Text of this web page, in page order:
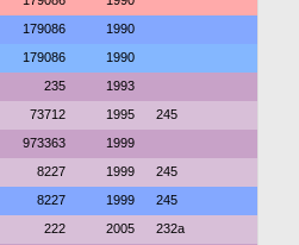
179086 1990
179086 1990
235 1993
73712 1995 245
973363 1999
8227 1999 245
8227 1999 245
222 2005 232а